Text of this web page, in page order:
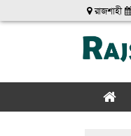
রাজশাহী